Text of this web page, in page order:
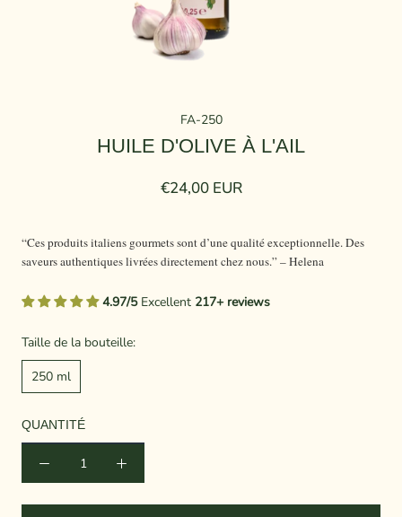
FA-250
HUILE D'OLIVE À L'AIL
€24,00 EUR
“Ces produits italiens gourmets sont d’une qualité exceptionnelle. Des
saveurs authentiques livrées directement chez nous.” – Helena
4.97/5Excellent 217+ reviews
Taille de la bouteille:
250 ml
QUANTITÉ